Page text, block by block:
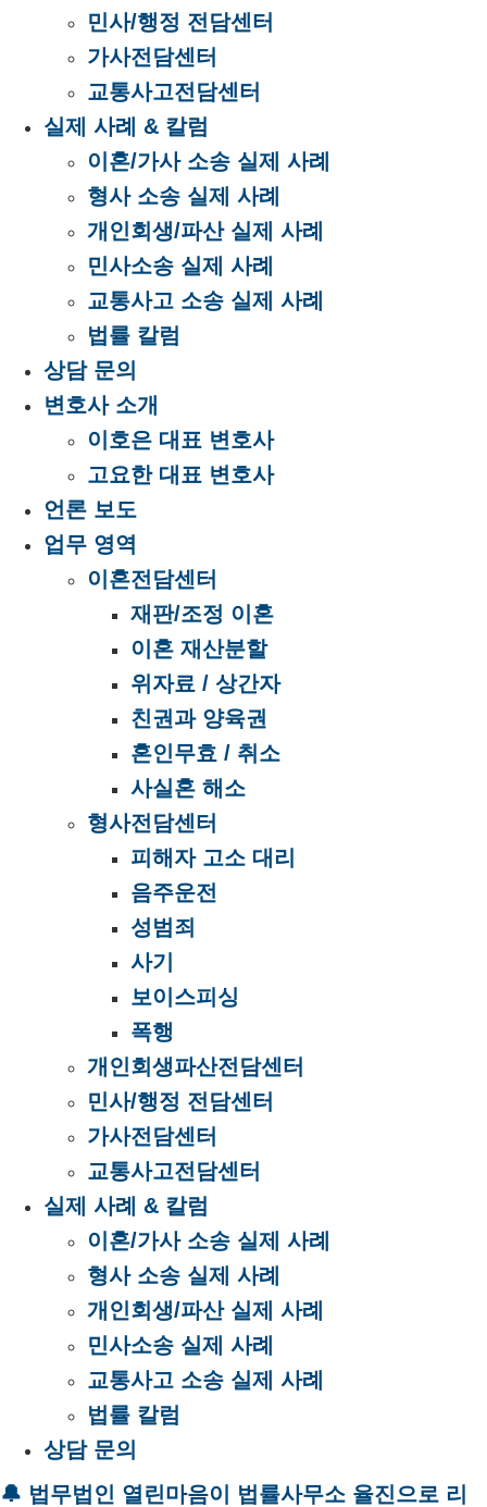
민사/행정 전담센터
가사전담센터
교통사고전담센터
실제 사례 & 칼럼
이혼/가사 소송 실제 사례
형사 소송 실제 사례
개인회생/파산 실제 사례
민사소송 실제 사례
교통사고 소송 실제 사례
법률 칼럼
상담 문의
변호사 소개
이호은 대표 변호사
고요한 대표 변호사
언론 보도
업무 영역
이혼전담센터
재판/조정 이혼
이혼 재산분할
위자료 / 상간자
친권과 양육권
혼인무효 / 취소
사실혼 해소
형사전담센터
피해자 고소 대리
음주운전
성범죄
사기
보이스피싱
폭행
개인회생파산전담센터
민사/행정 전담센터
가사전담센터
교통사고전담센터
실제 사례 & 칼럼
이혼/가사 소송 실제 사례
형사 소송 실제 사례
개인회생/파산 실제 사례
민사소송 실제 사례
교통사고 소송 실제 사례
법률 칼럼
상담 문의
🔔 법무법인 열린마음이 법률사무소 율진으로 리